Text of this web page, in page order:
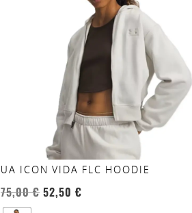
UA ICON VIDA FLC HOODIE
75,00€ 52,50 €
del
prodotto